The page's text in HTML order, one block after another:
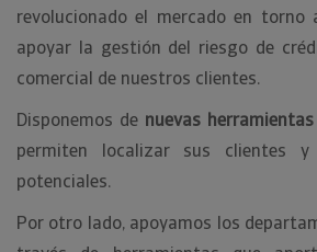
revolucionado el mercado en torno
apoyar la gestión del riesgo de
comercial de nuestros clientes.
Disponemos de nuevas
permiten localizar sus clientes y
potenciales.
Por otro lado, apoyamos los